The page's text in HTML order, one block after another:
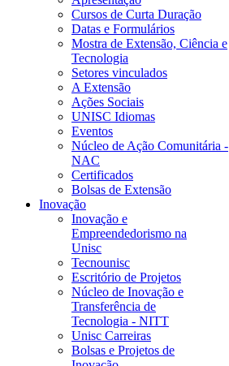
Cursos de Curta Duração
Datas e Formulários
Mostra de Extensão, Ciência e
Tecnologia
Setores vinculados
A Extensão
Ações Sociais
UNISC Idiomas
Eventos
Núcleo de Ação Comunitária -
NAC
Certificados
Bolsas de Extensão
Inovação
Inovação e
Empreendedorismo na
Unisc
Tecnounisc
Escritório de Projetos
Núcleo de Inovação e
Transferência de
Tecnologia - NITT
Unisc Carreiras
Bolsas e Projetos de